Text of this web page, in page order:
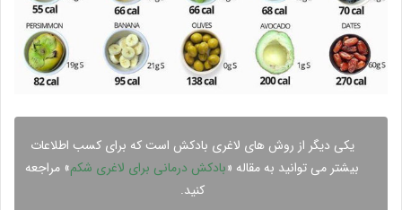
یکی دیگر از روش های لاغری بادکش است که برای کسب اطلاعات
بیشتر می توانید به مقاله «بادکش درمانی برای لاغری شکم» مراجعه
کنید.